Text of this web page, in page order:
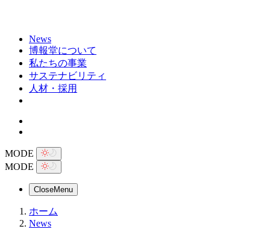
News
博報堂について
私たちの事業
サステナビリティ
人材・採用
MODE
MODE
CloseMenu
ホーム
News